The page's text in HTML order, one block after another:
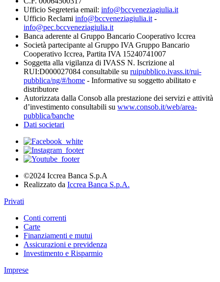
Ufficio Segreteria email: info@bccveneziagiulia.it
Ufficio Reclami info@bccveneziagiulia.it -
info@pec.bccveneziagiulia.it
Banca aderente al Gruppo Bancario Cooperativo Iccrea
Società partecipante al Gruppo IVA Gruppo Bancario
Cooperativo Iccrea, Partita IVA 15240741007
Soggetta alla vigilanza di IVASS N. Iscrizione al
RUI:D000027084 consultabile su ruipubblico.ivass.it/rui-
pubblica/ng/#/home - Informative su soggetto abilitato e
distributore
Autorizzata dalla Consob alla prestazione dei servizi e attività
d’investimento consultabili su www.consob.it/web/area-
pubblica/banche
Dati societari
©2024 Iccrea Banca S.p.A
Realizzato da Iccrea Banca S.p.A.
Privati
Conti correnti
Carte
Finanziamenti e mutui
Assicurazioni e previdenza
Investimento e Risparmio
Imprese